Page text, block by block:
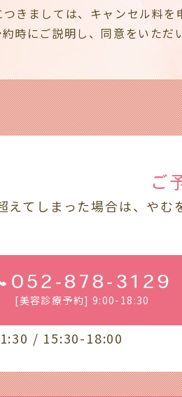
きましては、キャンセル料を
時にご説明し、同意をいただ
ご
えてしまった場合は、や
052-878-3129
[美容診療予約] 9:00-18:30
/ 15:30-18:00